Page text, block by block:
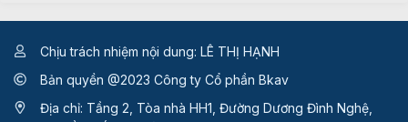
Chịu trách nhiệm nội dung: LÊ THỊ HẠNH
Bản quyền @2023 Công ty Cổ phần Bkav
Địa chỉ: Tầng 2, Tòa nhà HH1, Đường Dương Đình Nghệ,